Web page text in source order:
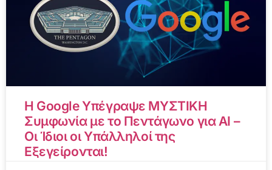
Η Google Υπέγραψε ΜΥΣΤΙΚΗ
Συμφωνία με το Πεντάγωνο για AI –
Οι Ίδιοι οι Υπάλληλοί της
Εξεγείρονται!